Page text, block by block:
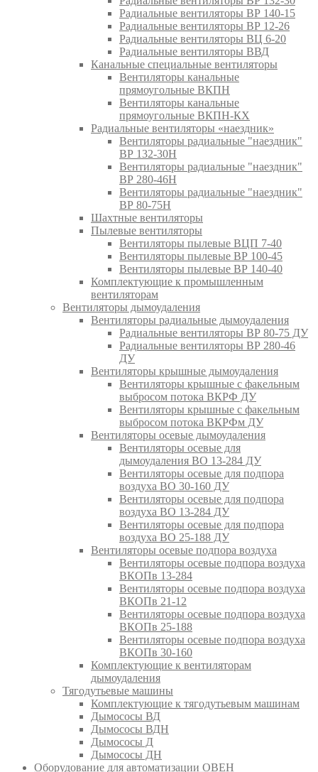
Радиальные вентиляторы ВР 140-15
Радиальные вентиляторы ВР 12-26
Радиальные вентиляторы ВЦ 6-20
Радиальные вентиляторы ВВД
Канальные специальные вентиляторы
Вентиляторы канальные
прямоугольные ВКПН
Вентиляторы канальные
прямоугольные ВКПН-КХ
Радиальные вентиляторы «наездник»
Вентиляторы радиальные "наездник"
ВР 132-30Н
Вентиляторы радиальные "наездник"
ВР 280-46Н
Вентиляторы радиальные "наездник"
ВР 80-75Н
Шахтные вентиляторы
Пылевые вентиляторы
Вентиляторы пылевые ВЦП 7-40
Вентиляторы пылевые ВР 100-45
Вентиляторы пылевые ВР 140-40
Комплектующие к промышленным
вентиляторам
Вентиляторы дымоудаления
Вентиляторы радиальные дымоудаления
Радиальные вентиляторы ВР 80-75 ДУ
Радиальные вентиляторы ВР 280-46
ДУ
Вентиляторы крышные дымоудаления
Вентиляторы крышные с факельным
выбросом потока ВКРФ ДУ
Вентиляторы крышные с факельным
выбросом потока ВКРФм ДУ
Вентиляторы осевые дымоудаления
Вентиляторы осевые для
дымоудаления ВО 13-284 ДУ
Вентиляторы осевые для подпора
воздуха ВО 30-160 ДУ
Вентиляторы осевые для подпора
воздуха ВО 13-284 ДУ
Вентиляторы осевые для подпора
воздуха ВО 25-188 ДУ
Вентиляторы осевые подпора воздуха
Вентиляторы осевые подпора воздуха
ВКОПв 13-284
Вентиляторы осевые подпора воздуха
ВКОПв 21-12
Вентиляторы осевые подпора воздуха
ВКОПв 25-188
Вентиляторы осевые подпора воздуха
ВКОПв 30-160
Комплектующие к вентиляторам
дымоудаления
Тягодутьевые машины
Комплектующие к тягодутьевым машинам
Дымососы ВД
Дымососы ВДН
Дымососы Д
Дымососы ДН
Оборудование для автоматизации ОВЕН